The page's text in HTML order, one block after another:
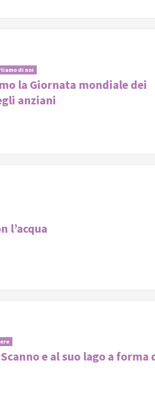
di noi
la Giornata mondiale dei
anziani
l’acqua
e al suo lago a forma